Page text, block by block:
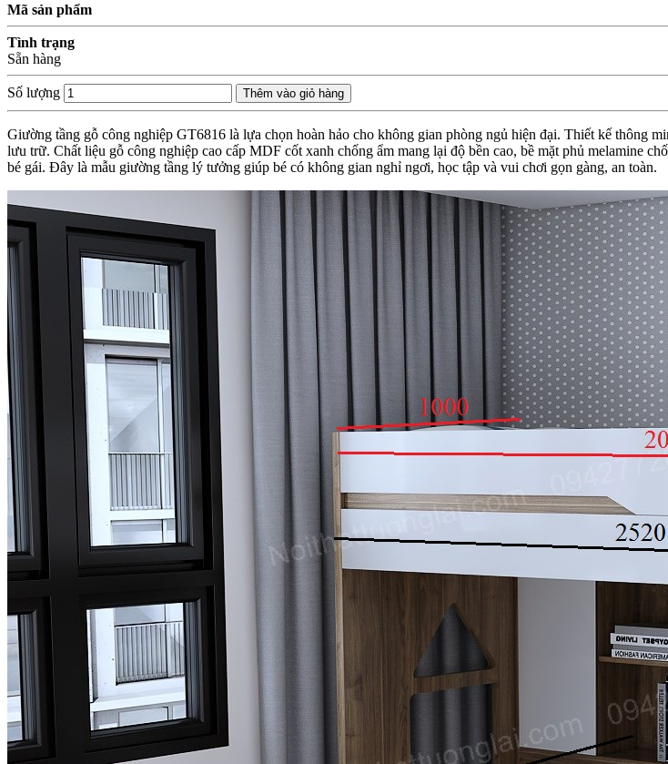
Mã sản phẩm
Tình trạng
Sẵn hàng
Số lượng Thêm vào giỏ hàng
Giường tầng gỗ công nghiệp GT6816 là lựa chọn hoàn hảo cho không gian phòng ngủ hiện đại. Thiết kế thông
lưu trữ. Chất liệu gỗ công nghiệp cao cấp MDF cốt xanh chống ẩm mang lại độ bền cao, bề mặt phủ melamine
bé gái. Đây là mẫu giường tầng lý tưởng giúp bé có không gian nghỉ ngơi, học tập và vui chơi gọn gàng, an toàn.